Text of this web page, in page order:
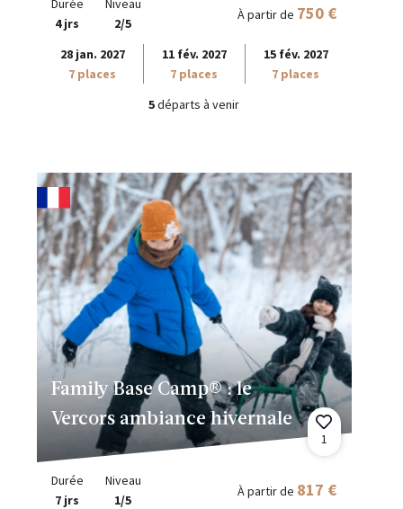
Durée
4 jrs
Niveau
2/5
À partir de 750 €
28 jan. 2027
7 places
11 fév. 2027
7 places
15 fév. 2027
7 places
5départs à venir
Family Base Camp® : le
Vercors ambiance hivernale
1
Durée
7 jrs
Niveau
1/5
À partir de 817 €